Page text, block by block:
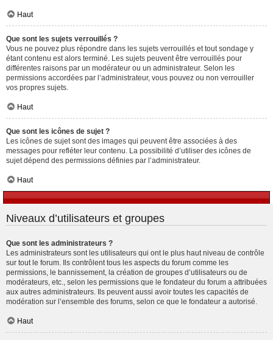
Haut
Que sont les sujets verrouillés ?
Vous ne pouvez plus répondre dans les sujets verrouillés et tout sondage y
étant contenu est alors terminé. Les sujets peuvent être verrouillés pour
différentes raisons par un modérateur ou un administrateur. Selon les
permissions accordées par l’administrateur, vous pouvez ou non verrouiller
vos propres sujets.
Haut
Que sont les icônes de sujet ?
Les icônes de sujet sont des images qui peuvent être associées à des
messages pour refléter leur contenu. La possibilité d’utiliser des icônes de
sujet dépend des permissions définies par l’administrateur.
Haut
Niveaux d’utilisateurs et groupes
Que sont les administrateurs ?
Les administrateurs sont les utilisateurs qui ont le plus haut niveau de contrôle
sur tout le forum. Ils contrôlent tous les aspects du forum comme les
permissions, le bannissement, la création de groupes d’utilisateurs ou de
modérateurs, etc., selon les permissions que le fondateur du forum a attribuées
aux autres administrateurs. Ils peuvent aussi avoir toutes les capacités de
modération sur l’ensemble des forums, selon ce que le fondateur a autorisé.
Haut